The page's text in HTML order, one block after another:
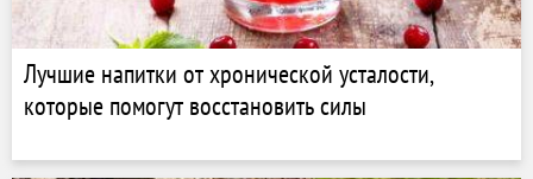
Лучшие напитки от хронической усталости,
которые помогут восстановить силы